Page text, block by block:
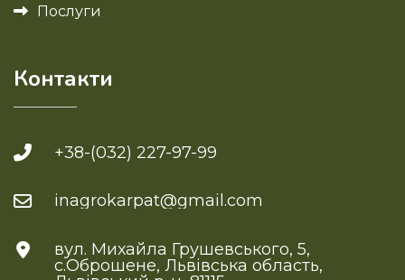
Послуги
Контакти
+38-(032) 227-97-99
inagrokarpat@gmail.com
вул. Михайла Грушевського, 5,
с.Оброшене, Львівська область,